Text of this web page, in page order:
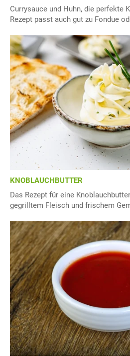
Currysauce und Huhn, die perfekte
Rezept passt auch gut zu Fondue
KNOBLAUCHBUTTER
Das Rezept für eine
gegrilltem Fleisch und frischem